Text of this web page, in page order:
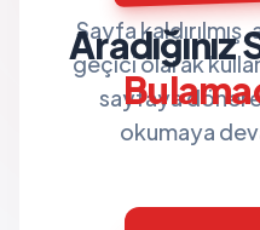
Aradığınız
Sayfa
geçici olarak
sayfaya
okumaya